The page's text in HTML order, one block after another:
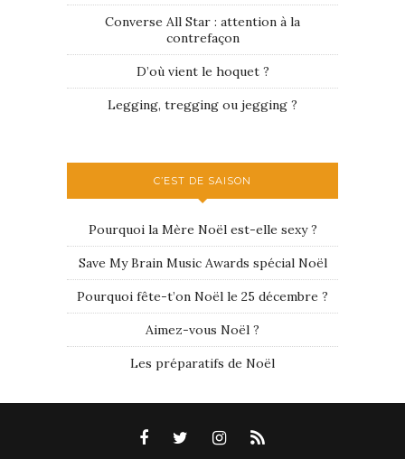
Converse All Star : attention à la
contrefaçon
D’où vient le hoquet ?
Legging, tregging ou jegging ?
C’EST DE SAISON
Pourquoi la Mère Noël est-elle sexy ?
Save My Brain Music Awards spécial Noël
Pourquoi fête-t’on Noël le 25 décembre ?
Aimez-vous Noël ?
Les préparatifs de Noël